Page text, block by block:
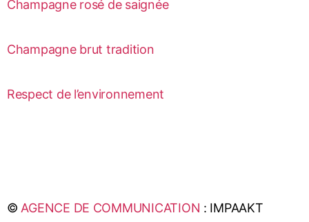
Champagne rosé de saignée
Champagne brut tradition
Respect de l’environnement
©AGENCE DE COMMUNICATION : IMPAAKT